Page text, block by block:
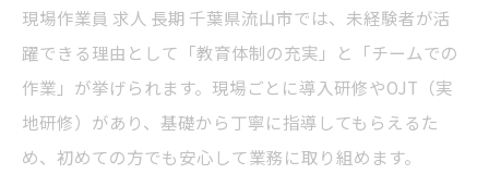
現場作業員 求人 長期 千葉県流山市では、未経験者が活
躍できる理由として「教育体制の充実」と「チームでの
作業」が挙げられます。現場ごとに導入研修やOJT（実
地研修）があり、基礎から丁寧に指導してもらえるた
め、初めての方でも安心して業務に取り組めます。